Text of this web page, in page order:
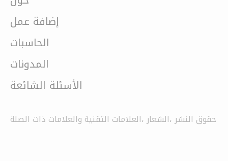
إضافة عمل
الحاسبات
المدونات
الأسئلة الشائعة
حقوق النشر ،الشعار ،العلامات التقنية والعلامات ذات الصلة